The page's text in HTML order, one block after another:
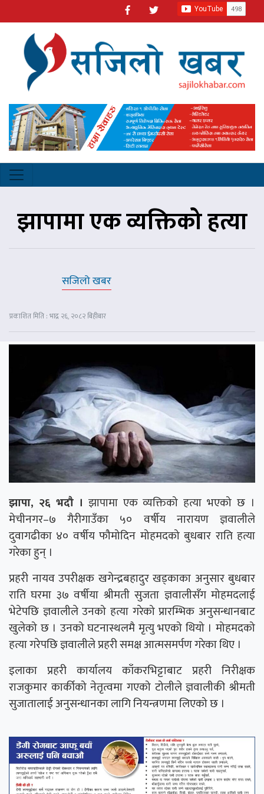
झापामा एक व्यक्तिको हत्या
सजिलो खबर
प्रकाशित मिति : भाद्र २६, २०८२ बिहीबार
झापा, २६ भदौ । झापामा एक व्यक्तिको हत्या भएको छ ।
मेचीनगर–७ गैरीगाउँका ५० वर्षीय नारायण ज्ञवालीले
दुवागढीका ४० वर्षीय फौमोदिन मोहमदको बुधबार राति हत्या
गरेका हुन् ।
प्रहरी नायव उपरीक्षक खगेन्द्रबहादुर खड्काका अनुसार बुधबार
राति घरमा ३७ वर्षीया श्रीमती सुजता ज्ञवालीसँग मोहमदलाई
भेटेपछि ज्ञवालीले उनको हत्या गरेको प्रारम्भिक अनुसन्धानबाट
खुलेको छ । उनको घटनास्थलमै मृत्यु भएको थियो । मोहमदको
हत्या गरेपछि ज्ञवालीले प्रहरी समक्ष आत्मसमर्पण गरेका थिए ।
इलाका प्रहरी कार्यालय काँकरभिट्टाबाट प्रहरी निरीक्षक
राजकुमार कार्कीको नेतृत्वमा गएको टोलीले ज्ञवालीकी श्रीमती
सुजातालाई अनुसन्धानका लागि नियन्त्रणमा लिएको छ ।